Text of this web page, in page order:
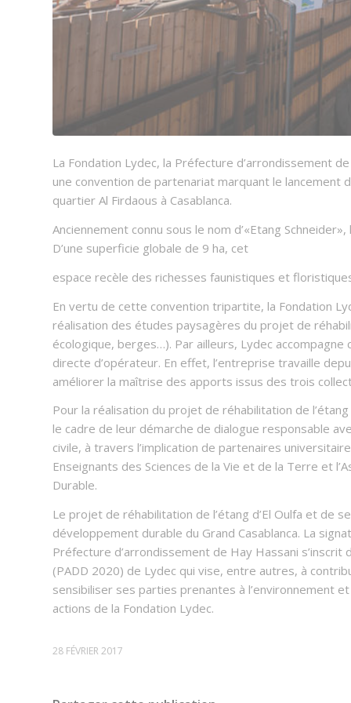
La Fondation Lydec, la Préfecture d’arrondissement
une convention de partenariat marquant le lancement
quartier Al Firdaous à Casablanca.
Anciennement connu sous le nom d’«Etang
D’une superficie globale de 9 ha, cet
espace recèle des richesses faunistiques et
En vertu de cette convention tripartite, la Fondation
réalisation des études paysagères du projet de
écologique, berges…). Par ailleurs, Lydec
directe d’opérateur. En effet, l’entreprise travaille
améliorer la maîtrise des apports issus des trois
Pour la réalisation du projet de réhabilitation de
le cadre de leur démarche de dialogue responsable
civile, à travers l’implication de partenaires
Enseignants des Sciences de la Vie et de la Terre et
Durable.
Le projet de réhabilitation de l’étang d’El Oulfa et de
développement durable du Grand Casablanca. La
Préfecture d’arrondissement de Hay Hassani
(PADD 2020) de Lydec qui vise, entre autres, à
sensibiliser ses parties prenantes à l’environnement
actions de la Fondation Lydec.
28 FÉVRIER 2017